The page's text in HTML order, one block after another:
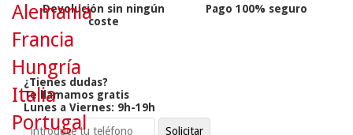
Devolución sin ningún
coste
Pago 100% seguro
¿Tienes dudas?
Te llamamos gratis
Lunes a Viernes: 9h-19h
Alemania
Francia
Hungría
Italia
Portugal